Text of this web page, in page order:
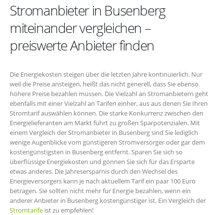
Stromanbieter in Busenberg
miteinander vergleichen –
preiswerte Anbieter finden
Die Energiekosten steigen über die letzten Jahre kontinuierlich. Nur
weil die Preise ansteigen, heißt das nicht generell, dass Sie ebenso
höhere Preise bezahlen müssen. Die Vielzahl an Stromanbietern geht
ebenfalls mit einer Vielzahl an Tarifen einher, aus aus denen Sie Ihren
Stromtarif auswählen können. Die starke Konkurrenz zwischen den
Energielieferanten am Markt führt zu großen Sparpotenzialen. Mit
einem Vergleich der Stromanbieter in Busenberg sind Sie lediglich
wenige Augenblicke vom günstigeren Stromversorger oder gar dem
kostengünstigsten in Busenberg entfernt. Sparen Sie sich so
überflüssige Energiekosten und gönnen Sie sich für das Ersparte
etwas anderes. Die Jahresersparnis durch den Wechsel des
Energieversorgers kann je nach aktuellem Tarif ein paar 100 Euro
betragen. Sie sollten nicht mehr für Energie bezahlen, wenn ein
anderer Anbieter in Busenberg kostengünstiger ist. Ein Vergleich der
Stromtarife ist zu empfehlen!